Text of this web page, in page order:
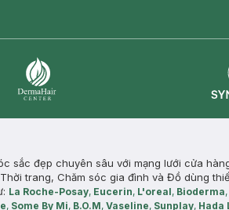
sắc đẹp chuyên sâu với mạng lưới cửa
trang, Chăm sóc gia đình và Đồ dùng
La Roche-Posay, Eucerin, L'oreal, Bioderma,
, Some By Mi, B.O.M, Vaseline, Sunplay, Hada